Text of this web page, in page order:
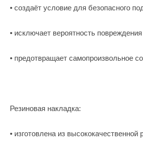
• создаёт условие для безопасного
• исключает вероятность
• предотвращает самопроизвольное
Резиновая накладка:
• изготовлена из высококачественной